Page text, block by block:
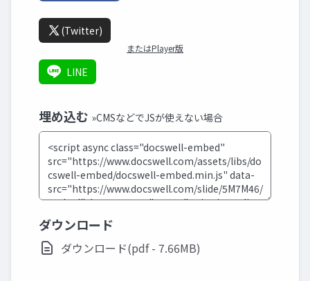
(Twitter)
またはPlayer版
LINE
埋め込む »CMSなどでJSが使えない場合
ダウンロード
ダウンロード(pdf - 7.66MB)